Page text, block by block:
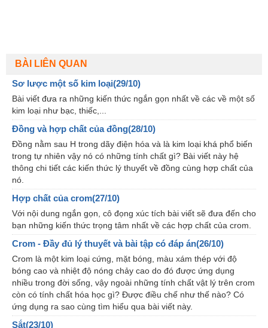
BÀI LIÊN QUAN
Sơ lược một số kim loại(29/10)
Bài viết đưa ra những kiến thức ngắn gọn nhất về các về một số
kim loại như bạc, thiếc,...
Đồng và hợp chất của đồng(28/10)
Đồng nằm sau H trong dãy điện hóa và là kim loại khá phổ biến
trong tự nhiên vậy nó có những tính chất gì? Bài viết này hệ
thông chi tiết các kiến thức lý thuyết về đồng cùng hợp chất của
nó.
Hợp chất của crom(27/10)
Với nội dung ngắn gọn, cô đọng xúc tích bài viết sẽ đưa đến cho
bạn những kiến thức trọng tâm nhất về các hợp chất của crom.
Crom - Đầy đủ lý thuyết và bài tập có đáp án(26/10)
Crom là một kim loại cứng, mặt bóng, màu xám thép với độ
bóng cao và nhiệt độ nóng chảy cao do đó được ứng dụng
nhiều trong đời sống, vậy ngoài những tính chất vật lý trên crom
còn có tính chất hóa học gì? Được điều chế như thế nào? Có
ứng dụng ra sao cùng tìm hiểu qua bài viết này.
Sắt(23/10)